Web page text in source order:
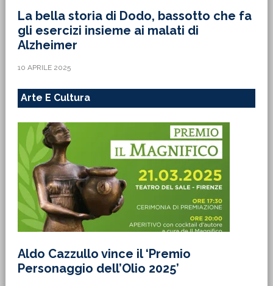
La bella storia di Dodo, bassotto che fa
gli esercizi insieme ai malati di
Alzheimer
10 APRILE 2025
Arte E Cultura
Aldo Cazzullo vince il ‘Premio
Personaggio dell’Olio 2025’